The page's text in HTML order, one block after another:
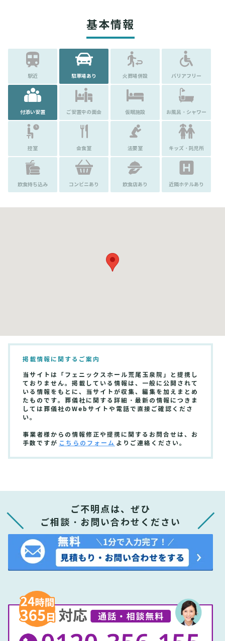
基本情報
駅近 駐車場あり 火葬場併設 バリアフリー
付添い安置 ご安置中の面会 仮眠施設 お風呂・シャワー
控室 会食室 法要室 キッズ・託児所
飲食持ち込み コンビニあり 飲食店あり 近隣ホテルあり
掲載情報に関するご案内
当サイトは「フェニックスホール荒尾玉泉院」と提携し
ておりません。掲載している情報は、一般に公開されて
いる情報をもとに、当サイトが収集、編集を加えまとめ
たものです。葬儀社に関する詳細・最新の情報につきま
しては葬儀社のWebサイトや電話で直接ご確認くださ
い。
事業者様からの情報修正や提携に関するお問合せは、お
手数ですが こちらのフォーム よりご連絡ください。
ご不明点は、ぜひ
ご相談・お問い合わせください